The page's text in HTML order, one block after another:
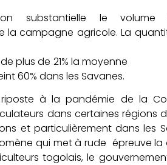
le volume
La quantité
de plus de 21% la
60% dans les Savanes.
à la pandémie de la
dans certaines régions
et particulièrement dans les
qui met à rude épreuve la
togolais, le